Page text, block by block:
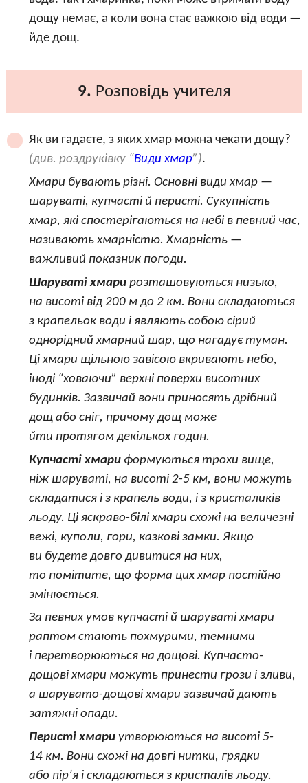
дощу немає, а коли вона стає важкою від води —
йде дощ.
9. Розповідь учителя
Як ви гадаєте, з яких хмар можна чекати дощу?
(див. роздруківку “Види хмар”).
Хмари бувають різні. Основні види хмар —
шаруваті, купчасті й перисті. Сукупність
хмар, які спостерігаються на небі в певний час,
називають хмарністю. Хмарність —
важливий показник погоди.
Шаруваті хмари розташовуються низько,
на висоті від 200 м до 2 км. Вони складаються
з крапельок води і являють собою сірий
однорідний хмарний шар, що нагадує туман.
Ці хмари щільною завісою вкривають небо,
іноді “ховаючи” верхні поверхи висотних
будинків. Зазвичай вони приносять дрібний
дощ або сніг, причому дощ може
йти протягом декількох годин.
Купчасті хмари формуються трохи вище,
ніж шаруваті, на висоті 2-5 км, вони можуть
складатися і з крапель води, і з кристаликів
льоду. Ці яскраво-білі хмари схожі на величезні
вежі, куполи, гори, казкові замки. Якщо
ви будете довго дивитися на них,
то помітите, що форма цих хмар постійно
змінюється.
За певних умов купчасті й шаруваті хмари
раптом стають похмурими, темними
і перетворюються на дощові. Купчасто-
дощові хмари можуть принести грози і зливи,
а шарувато-дощові хмари зазвичай дають
затяжні опади.
Перисті хмари утворюються на висоті 5-
14 км. Вони схожі на довгі нитки, грядки
або пір’я і складаються з кристалів льоду.